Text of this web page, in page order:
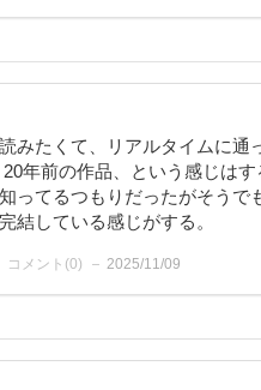
みたくて、リアルタイムに通
年前の作品、という感じは
ってるつもりだったがそうで
結している感じがする。
コメント(0) 2025/11/09